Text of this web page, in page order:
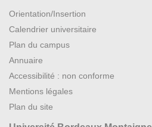
Orientation/Insertion
Calendrier universitaire
Plan du campus
Annuaire
Accessibilité : non conforme
Mentions légales
Plan du site